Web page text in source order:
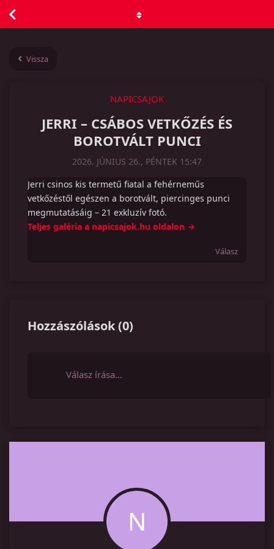
Vissza
NAPICSAJOK
JERRI – CSÁBOS VETKŐZÉS ÉS
BOROTVÁLT PUNCI
2026. JÚNIUS 26., PÉNTEK 15:47
Jerri csinos kis termetű fiatal a fehérneműs
vetkőzéstől egészen a borotvált, piercinges punci
megmutatásáig – 21 exkluzív fotó.
Teljes galéria a napicsajok.hu oldalon →
Válasz
Hozzászólások(0)
Válasz írása…
N